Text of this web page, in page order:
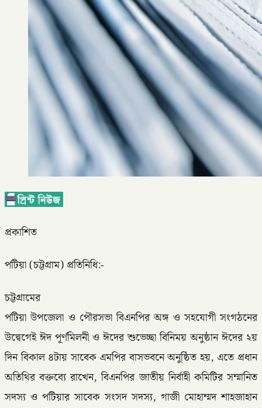
প্রকাশিত
পটিয়া (চট্টগ্রাম) প্রতিনিধি:-
চট্টগ্রামের
পটিয়া উপজেলা ও পৌরসভা বিএনপির অঙ্গ ও সহযোগী সংগঠনের
উদ্বেগেই ঈদ পূর্ণমিলনী ও ঈদের শুভেচ্ছা বিনিময় অনুষ্ঠান ঈদের ২য়
দিন বিকাল ৪টায় সাবেক এমপির বাসভবনে অনুষ্ঠিত হয়, এতে প্রধান
অতিথির বক্তব্যে রাখেন, বিএনপির জাতীয় নির্বাহী কমিটির সম্মানিত
সদস্য ও পটিয়ার সাবেক সংসদ সদস্য, গাজী মোহাম্মদ শাহজাহান